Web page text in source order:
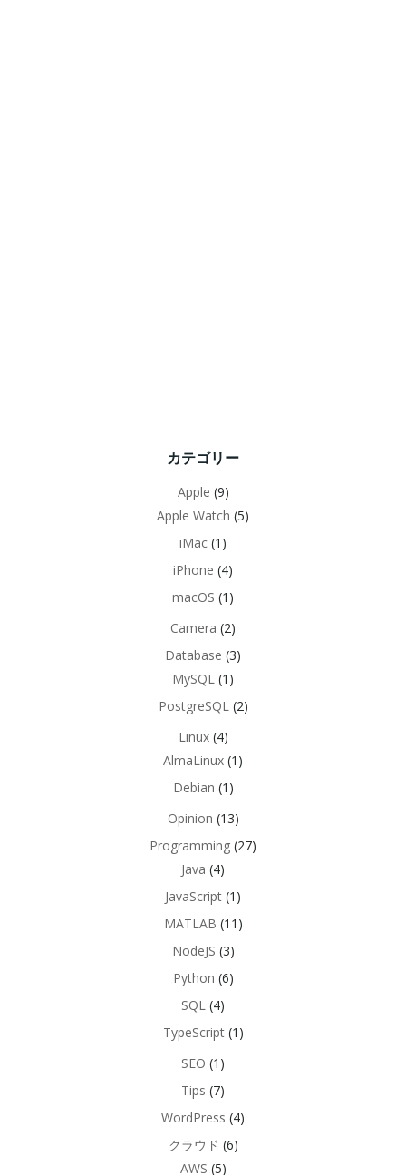
カテゴリー
Apple (9)
Apple Watch (5)
iMac (1)
iPhone (4)
macOS (1)
Camera (2)
Database (3)
MySQL (1)
PostgreSQL (2)
Linux(4)
AlmaLinux (1)
Debian (1)
Opinion (13)
Programming (27)
Java (4)
JavaScript (1)
MATLAB (11)
NodeJS (3)
Python (6)
SQL (4)
TypeScript(1)
SEO (1)
Tips (7)
WordPress (4)
クラウド (6)
AWS (5)